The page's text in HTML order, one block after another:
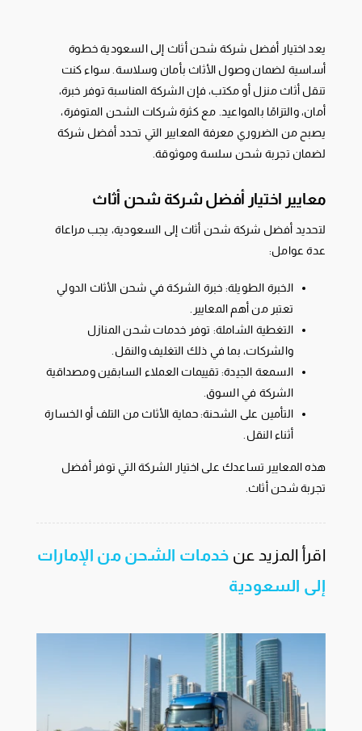
يعد اختيار أفضل شركة شحن أثاث إلى السعودية خطوة
أساسية لضمان وصول الأثاث بأمان وسلاسة. سواء كنت
تنقل أثاث منزل أو مكتب، فإن الشركة المناسبة توفر خبرة،
أمان، والتزامًا بالمواعيد. مع كثرة شركات الشحن المتوفرة،
يصبح من الضروري معرفة المعايير التي تحدد أفضل شركة
لضمان تجربة شحن سلسة وموثوقة.
معايير اختيار أفضل شركة شحن أثاث
لتحديد أفضل شركة شحن أثاث إلى السعودية، يجب مراعاة
عدة عوامل:
الخبرة الطويلة: خبرة الشركة في شحن الأثاث الدولي
تعتبر من أهم المعايير.
التغطية الشاملة: توفر خدمات شحن المنازل
والشركات، بما في ذلك التغليف والنقل.
السمعة الجيدة: تقييمات العملاء السابقين ومصداقية
الشركة في السوق.
التأمين على الشحنة: حماية الأثاث من التلف أو الخسارة
أثناء النقل.
هذه المعايير تساعدك على اختيار الشركة التي توفر أفضل
تجربة شحن أثاث.
اقرأ المزيد عن خدمات الشحن من الإمارات
إلى السعودية